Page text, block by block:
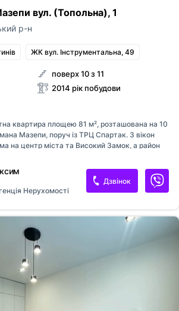
вул. (Топольна), 1
р-н
ЖК вул. Інструментальна, 49
поверх 10 з 11
2014 рік побудови
квартира площею 81 м², розташована на 10
Мазепи, поруч із ТРЦ Спартак. З вікон
на центр міста та Високий Замок, а район
школа та садочок. Квартира з ремонтом,
газове опалнення, підігрів
прально сушильна машина, посудомийна
меблі та техніка залишаються, то ж можна
доглянутий, дах та фасад оновлені у
ЖК Еко Дім. + Бонусом горище над
справжній варіант для тих, хто ці...
Нерухомості
Дзвінок